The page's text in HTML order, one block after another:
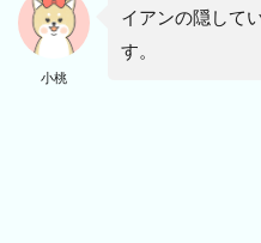
小桃
イアンの隠して
す。